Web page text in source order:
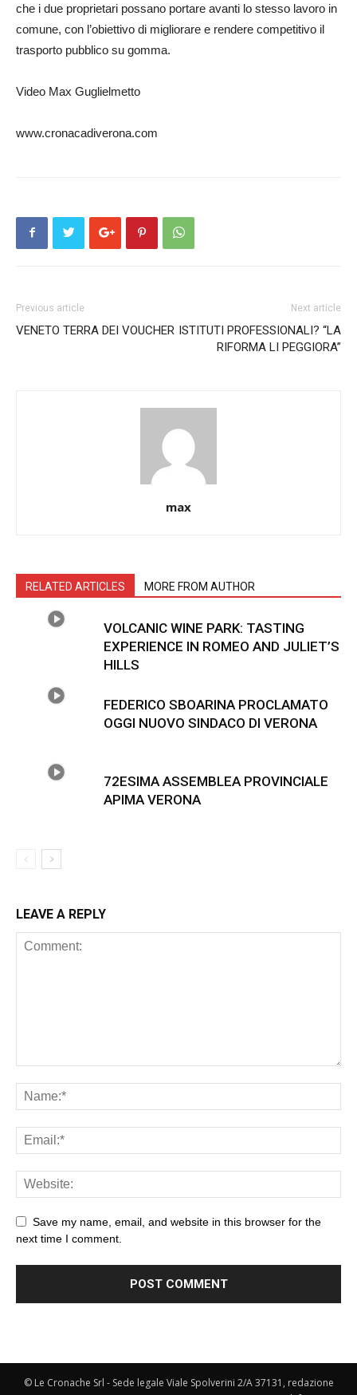
che i due proprietari possano portare avanti lo stesso lavoro in
comune, con l’obiettivo di migliorare e rendere competitivo il
trasporto pubblico su gomma.
Video Max Guglielmetto
www.cronacadiverona.com
Previous article
VENETO TERRA DEI VOUCHER
Next article
ISTITUTI PROFESSIONALI? “LA
RIFORMA LI PEGGIORA”
max
RELATED ARTICLES MORE FROM AUTHOR
VOLCANIC WINE PARK: TASTING
EXPERIENCE IN ROMEO AND JULIET’S
HILLS
FEDERICO SBOARINA PROCLAMATO
OGGI NUOVO SINDACO DI VERONA
72ESIMA ASSEMBLEA PROVINCIALE
APIMA VERONA
LEAVE A REPLY
Save my name, email, and website in this browser for the
next time I comment.
© Le Cronache Srl - Sede legale Viale Spolverini 2/A 37131, redazione